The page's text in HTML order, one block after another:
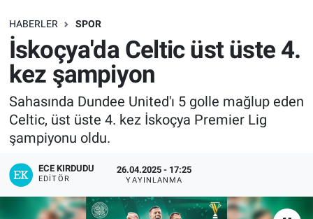
HABERLER SPOR
İskoçya'da Celtic üst üste 4.
kez şampiyon
Sahasında Dundee United'ı 5 golle mağlup eden
Celtic, üst üste 4. kez İskoçya Premier Lig
şampiyonu oldu.
ECE KIRDUDU
EDITÖR
26.04.2025 - 17:25
YAYINLANMA
SAĞLIK
EKONOMİ
EĞİTİM
ÖZEL HABER
Keşfet
ASTROLOJİ